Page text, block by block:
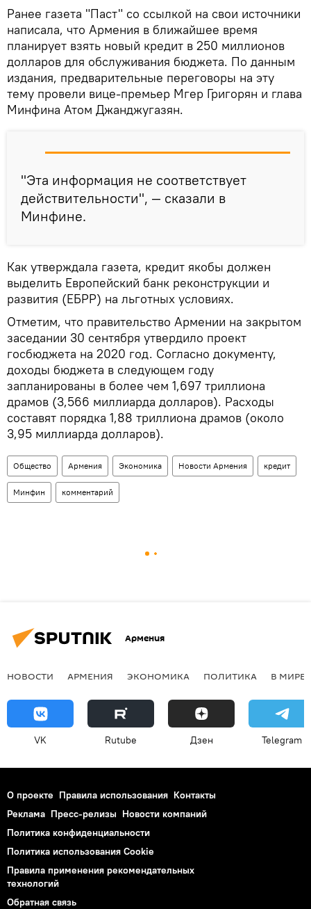
Ранее газета "Паст" со ссылкой на свои источники
написала, что Армения в ближайшее время
планирует взять новый кредит в 250 миллионов
долларов для обслуживания бюджета. По данным
издания, предварительные переговоры на эту
тему провели вице-премьер Мгер Григорян и глава
Минфина Атом Джанджугазян.
"Эта информация не соответствует
действительности", — сказали в
Минфине.
Как утверждала газета, кредит якобы должен
выделить Европейский банк реконструкции и
развития (ЕБРР) на льготных условиях.
Отметим, что правительство Армении на закрытом
заседании 30 сентября утвердило проект
госбюджета на 2020 год. Согласно документу,
доходы бюджета в следующем году
запланированы в более чем 1,697 триллиона
драмов (3,566 миллиарда долларов). Расходы
составят порядка 1,88 триллиона драмов (около
3,95 миллиарда долларов).
Общество Армения Экономика Новости Армения кредит
Минфин комментарий
Армения
НОВОСТИ АРМЕНИЯ ЭКОНОМИКА ПОЛИТИКА В МИРЕ
VK Rutube Дзен Telegram
О проекте Правила использования Контакты
Реклама Пресс-релизы Новости компаний
Политика конфиденциальности
Политика использования Cookie
Правила применения рекомендательных
технологий
Обратная связь